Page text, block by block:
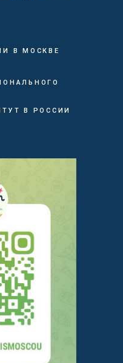
В МОСКВЕ
В РОССИИ